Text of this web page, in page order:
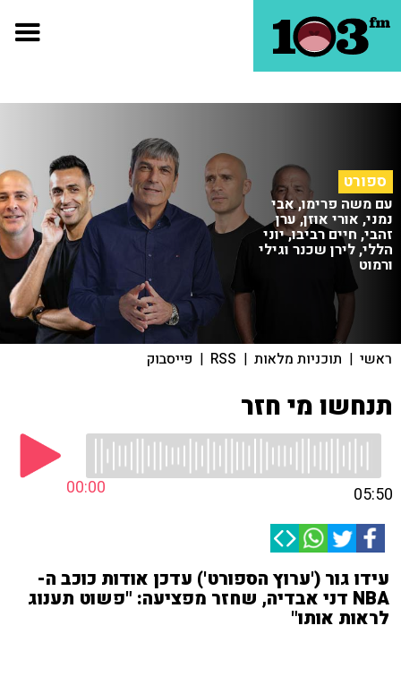
ספורט
עם משה פרימו, אבי
נמני, אורי אוזן, ערן
זהבי, חיים רביבו, יוני
הללי, לירן שכנר וגילי
ורמוט
ראשי | תוכניות מלאות |
RSS
| פייסבוק
תנחשו מי חזר
00:00 05:50
עידו גור ('ערוץ הספורט') עדכן אודות כוכב ה-
NBA דני אבדיה, שחזר מפציעה: "פשוט תענוג
לראות אותו"